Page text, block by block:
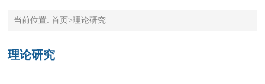
当前位置:首页>理论研究
理论研究